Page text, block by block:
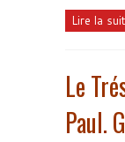
Lire la
Le
Paul.